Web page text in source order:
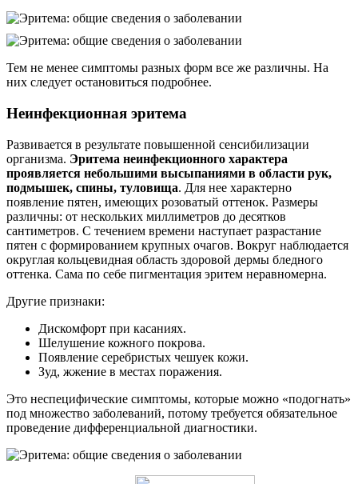
Тем не менее симптомы разных форм все же различны. На
них следует остановиться подробнее.
Неинфекционная эритема
Развивается в результате повышенной сенсибилизации
организма. Эритема неинфекционного характера
проявляется небольшими высыпаниями в области рук,
подмышек, спины, туловища. Для нее характерно
появление пятен, имеющих розоватый оттенок. Размеры
различны: от нескольких миллиметров до десятков
сантиметров. С течением времени наступает разрастание
пятен с формированием крупных очагов. Вокруг наблюдается
округлая кольцевидная область здоровой дермы бледного
оттенка. Сама по себе пигментация эритем неравномерна.
Другие признаки:
Дискомфорт при касаниях.
Шелушение кожного покрова.
Появление серебристых чешуек кожи.
Зуд, жжение в местах поражения.
Это неспецифические симптомы, которые можно «подогнать»
под множество заболеваний, потому требуется обязательное
проведение дифференциальной диагностики.